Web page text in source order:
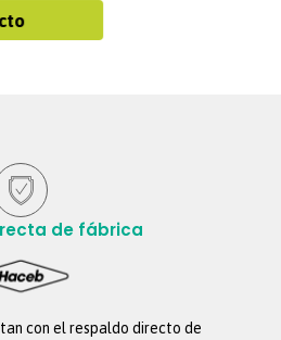
de fábrica
con el respaldo directo de